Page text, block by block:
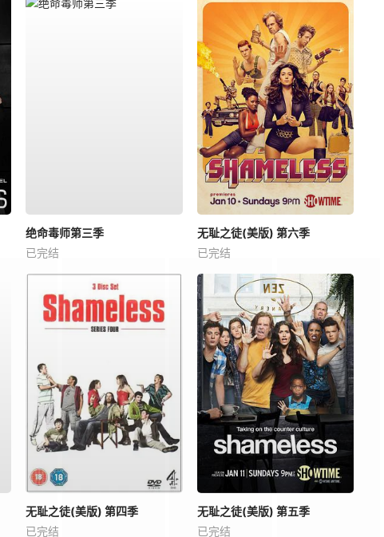
绝命毒师第三季
已完结
无耻之徒(美版) 第六季
已完结
无耻之徒(美版) 第四季
已完结
无耻之徒(美版) 第五季
已完结